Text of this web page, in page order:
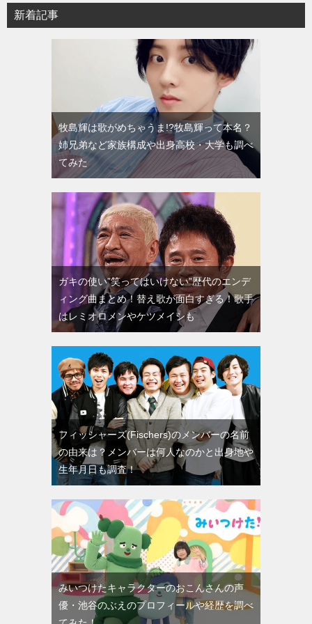
新着記事
牧島輝は歌がめちゃうま!?牧島輝って本名？
姉兄弟など家族構成や出身高校・大学も調べ
てみた
ガキの使い”笑ってはいけない”歴代のエンデ
ィング曲まとめ！替え歌が面白すぎる！歌手
はレミオロメンやケツメイシも
フィッシャーズ(Fischers)のメンバーの名前
の由来は？メンバーは何人なのかと出身地や
生年月日も調査！
みいつけたキャラクターのおこんさんの声
優・池谷のぶえのプロフィールや経歴を調べ